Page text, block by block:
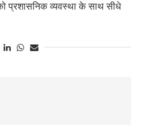
प्रशासनिक व्यवस्था के साथ सीधे